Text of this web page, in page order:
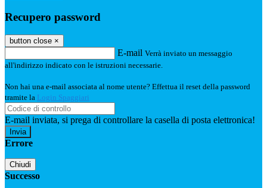
Recupero password
button close ×
E-mail Verrà inviato un messaggio
all'indirizzo indicato con le istruzioni necessarie.
Non hai una e-mail associata al nome utente? Effettua il reset della password
tramite la Login Spaggiari
E-mail inviata, si prega di controllare la casella di posta elettronica!
Errore
Chiudi
Successo